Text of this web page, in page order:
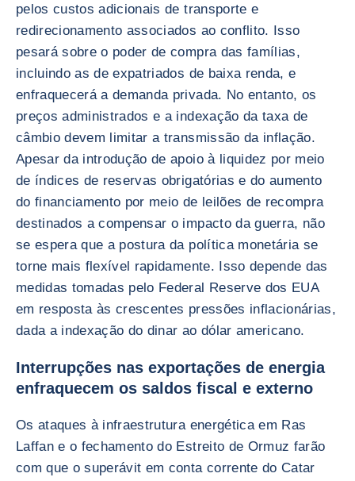
pelos custos adicionais de transporte e
redirecionamento associados ao conflito. Isso
pesará sobre o poder de compra das famílias,
incluindo as de expatriados de baixa renda, e
enfraquecerá a demanda privada. No entanto, os
preços administrados e a indexação da taxa de
câmbio devem limitar a transmissão da inflação.
Apesar da introdução de apoio à liquidez por meio
de índices de reservas obrigatórias e do aumento
do financiamento por meio de leilões de recompra
destinados a compensar o impacto da guerra, não
se espera que a postura da política monetária se
torne mais flexível rapidamente. Isso depende das
medidas tomadas pelo Federal Reserve dos EUA
em resposta às crescentes pressões inflacionárias,
dada a indexação do dinar ao dólar americano.
Interrupções nas exportações de energia
enfraquecem os saldos fiscal e externo
Os ataques à infraestrutura energética em Ras
Laffan e o fechamento do Estreito de Ormuz farão
com que o superávit em conta corrente do Catar